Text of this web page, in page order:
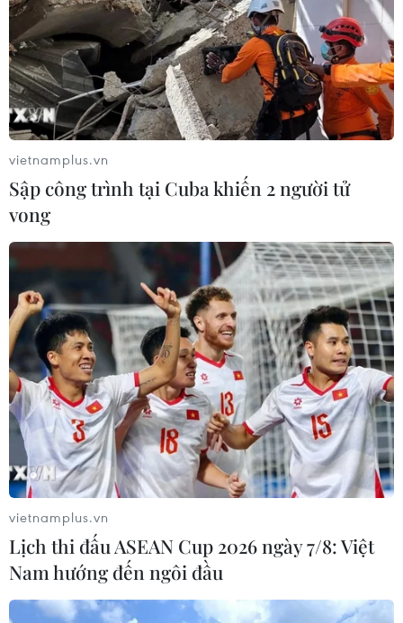
Quảng Ngãi: Triều cường xâm
thực nghiêm trọng bờ biển Mỹ Khê
31/12/2019 22:00
Nước triều ngày càng lấn sâu vào đất liền, cuốn trôi
nhiều diện tích đất cùng hàng loạt cây dương liễu hàng
chục năm tuối khiến người dân rất lo lắng.
vietnamplus.vn
Sập công trình tại Cuba khiến 2 người tử
vong
vietnamplus.vn
Lịch thi đấu ASEAN Cup 2026 ngày 7/8: Việt
Nam hướng đến ngôi đầu